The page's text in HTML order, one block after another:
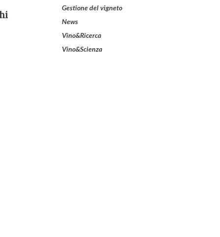
Gestione del vigneto
News
Vino&Ricerca
Vino&Scienza